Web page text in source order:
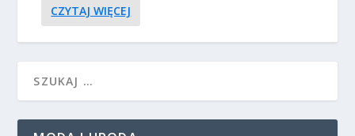
CZYTAJ WIĘCEJ